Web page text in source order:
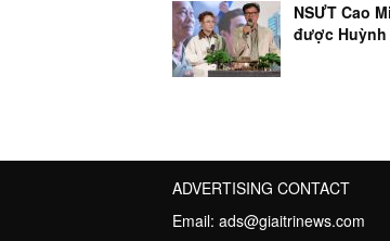
NSƯT Cao
được Huỳnh
ADVERTISING CONTACT
Email: ads@giaitrinews.com